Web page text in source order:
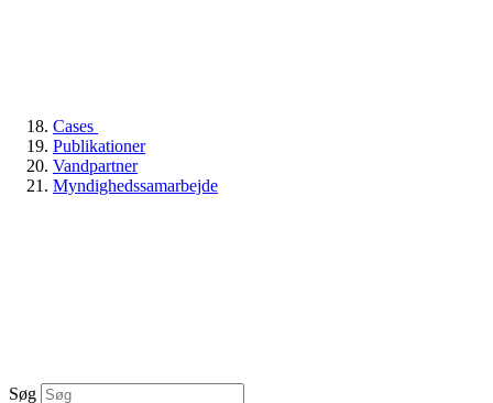
Cases
Publikationer
Vandpartner
Myndighedssamarbejde
Søg